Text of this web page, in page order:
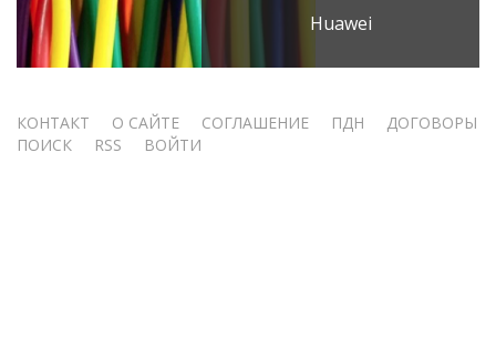
Huawei
Меню
КОНТАКТ О САЙТЕ СОГЛАШЕНИЕ ПДН
ДОГОВОРЫ
ПОИСК
RSS ВОЙТИ